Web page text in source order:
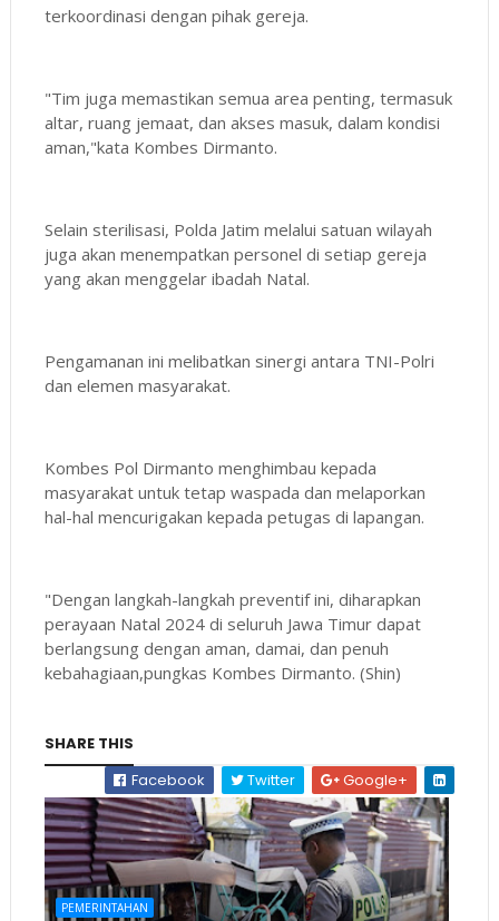
terkoordinasi dengan pihak gereja.
"Tim juga memastikan semua area penting, termasuk
altar, ruang jemaat, dan akses masuk, dalam kondisi
aman,"kata Kombes Dirmanto.
Selain sterilisasi, Polda Jatim melalui satuan wilayah
juga akan menempatkan personel di setiap gereja
yang akan menggelar ibadah Natal.
Pengamanan ini melibatkan sinergi antara TNI-Polri
dan elemen masyarakat.
Kombes Pol Dirmanto menghimbau kepada
masyarakat untuk tetap waspada dan melaporkan
hal-hal mencurigakan kepada petugas di lapangan.
"Dengan langkah-langkah preventif ini, diharapkan
perayaan Natal 2024 di seluruh Jawa Timur dapat
berlangsung dengan aman, damai, dan penuh
kebahagiaan,pungkas Kombes Dirmanto. (Shin)
SHARE THIS
Facebook
Twitter Google+
PEMERINTAHAN